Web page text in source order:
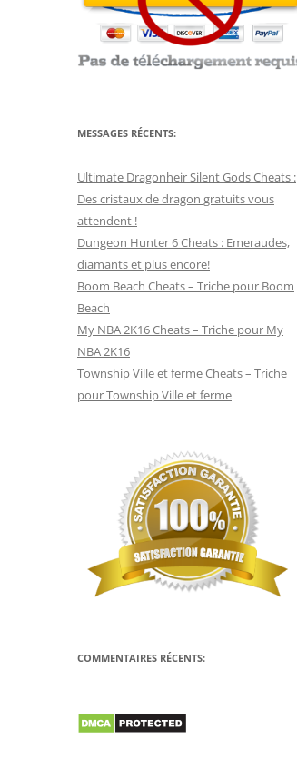
MESSAGES RÉCENTS:
Ultimate Dragonheir Silent Gods Cheats :
Des cristaux de dragon gratuits vous
attendent !
Dungeon Hunter 6 Cheats : Emeraudes,
diamants et plus encore!
Boom Beach Cheats – Triche pour Boom
Beach
My NBA 2K16 Cheats – Triche pour My
NBA 2K16
Township Ville et ferme Cheats – Triche
pour Township Ville et ferme
COMMENTAIRES RÉCENTS: